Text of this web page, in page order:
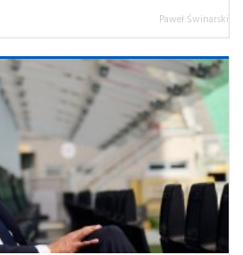
Paweł Świnarski